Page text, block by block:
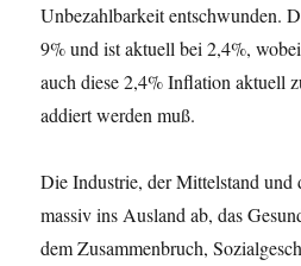
Unbezahlbarkeit entschwunden.
9% und ist aktuell bei 2,4%,
auch diese 2,4% Inflation aktuell
addiert werden muß.
Die Industrie, der Mittelstand und
massiv ins Ausland ab, das
dem Zusammenbruch,